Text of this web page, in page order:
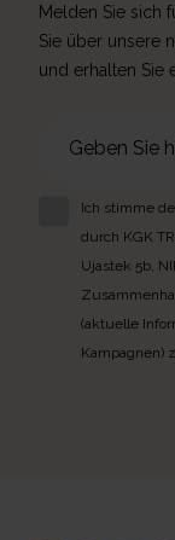
Melden Sie sich
Sie über unsere
und erhalten Sie
Ich stimme
durch KGK
Ujastek 5b,
(aktuelle
Kampagnen)